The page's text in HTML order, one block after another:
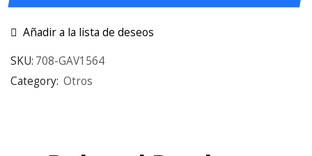
Añadir a la lista de deseos
SKU: 708-GAV1564
Category: Otros